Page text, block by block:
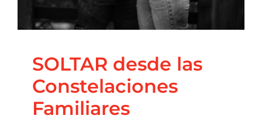
SOLTAR desde las
Constelaciones
Familiares